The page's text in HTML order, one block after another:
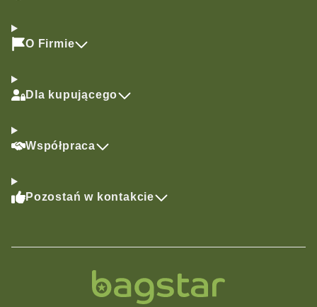
O Firmie
Dla kupującego
Współpraca
Pozostań w kontakcie